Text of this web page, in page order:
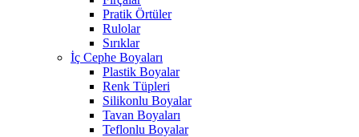
Pratik Örtüler
Rulolar
Sırıklar
İç Cephe Boyaları
Plastik Boyalar
Renk Tüpleri
Silikonlu Boyalar
Tavan Boyaları
Teflonlu Boyalar